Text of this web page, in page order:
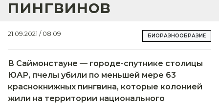
пингвинов
21.09.2021 / 08:09 БИОРАЗНООБРАЗИЕ
В Саймонстауне — городе-спутнике столицы
ЮАР, пчелы убили по меньшей мере 63
краснокнижных пингвина, которые колонией
жили на территории национального